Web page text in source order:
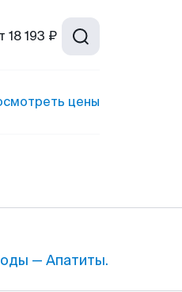
18 193 ₽
цены
— Апатиты.